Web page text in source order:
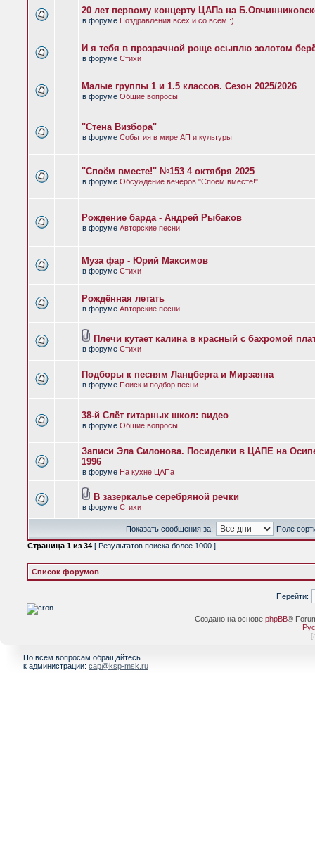
20 лет первому концерту ЦАПа на
в форуме Поздравления всех и со всем :)
И я тебя в прозрачной роще осыплю золотом
в форуме Стихи
Малые группы 1 и 1.5 классов. Сезон 2025/2026
в форуме Общие вопросы
"Стена Визбора"
в форуме События в мире АП и культуры
"Споём вместе!" №153 4 октября 2025
в форуме Обсуждение вечеров "Споем вместе!"
Рождение барда - Андрей Рыбаков
в форуме Авторские песни
Муза фар - Юрий Максимов
в форуме Стихи
Рождённая летать
в форуме Авторские песни
Плечи кутает калина в красный с бахромой
в форуме Стихи
Подборы к песням Ланцберга и Мирзаяна
в форуме Поиск и подбор песни
38-й Слёт гитарных школ: видео
в форуме Общие вопросы
Записи Эла Силонова. Посиделки в ЦАПЕ на
1996
в форуме На кухне ЦАПа
В зазеркалье серебряной речки
в форуме Стихи
Показать сообщения за:
Поле
Страница 1 из 34 [ Результатов поиска более 1000 ]
Список форумов
Перейти:
Создано на основе phpBB®
[
По всем вопросам обращайтесь
к администрации: cap@ksp-msk.ru